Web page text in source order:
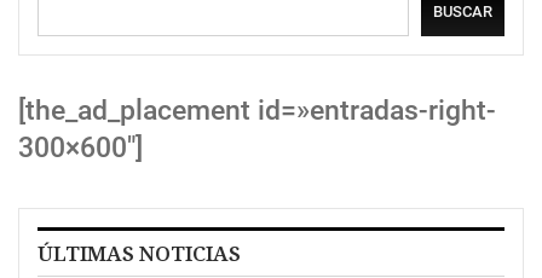
BUSCAR
[the_ad_placement id=»entradas-right-
300×600″]
ÚLTIMAS NOTICIAS